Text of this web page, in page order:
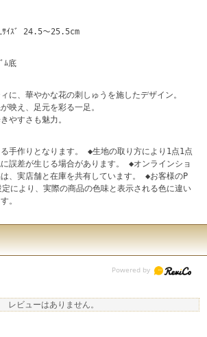
ｲｽﾞ 24.5～25.5cm
ﾑ底
に、華やかな花の刺しゅうを施したデザイン。
映え、足元を彩る一足。
やすさも魅力。
手作りとなります。 ◆生地の取り方により1点1点
誤差が生じる場合があります。 ◆オンラインショ
、実店舗と在庫を共有しています。 ◆お客様のP
により、実際の商品の色味と表示される色に違い
。
レビューはありません。